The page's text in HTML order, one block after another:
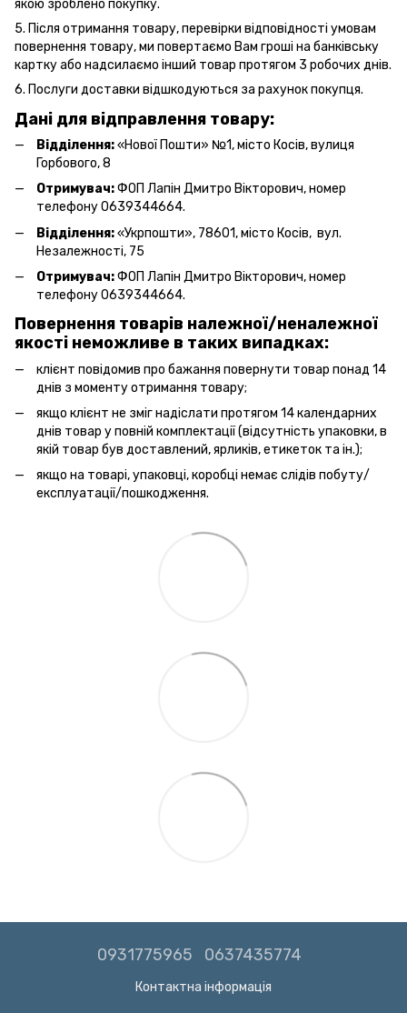
якою зроблено покупку.
5. Після отримання товару, перевірки відповідності умовам
повернення товару, ми повертаємо Вам гроші на банківську
картку або надсилаємо інший товар протягом 3 робочих днів.
6. Послуги доставки відшкодуються за рахунок покупця.
Дані для відправлення товару:
Відділення:«Нової Пошти» №1, місто Косів, вулиця
Горбового, 8
Отримувач:ФОП Лапін Дмитро Вікторович, номер
телефону 0639344664.
Відділення:«Укрпошти», 78601, місто Косів, вул.
Незалежності, 75
Отримувач:ФОП Лапін Дмитро Вікторович, номер
телефону 0639344664.
Повернення товарів належної/неналежної
якості неможливе в таких випадках:
клієнт повідомив про бажання повернути товар понад 14
днів з моменту отримання товару;
якщо клієнт не зміг надіслати протягом 14 календарних
днів товар у повній комплектації (відсутність упаковки, в
якій товар був доставлений, ярликів, етикеток та ін.);
якщо на товарі, упаковці, коробці немає слідів побуту/
експлуатації/пошкодження.
0931775965 0637435774
Контактна інформація